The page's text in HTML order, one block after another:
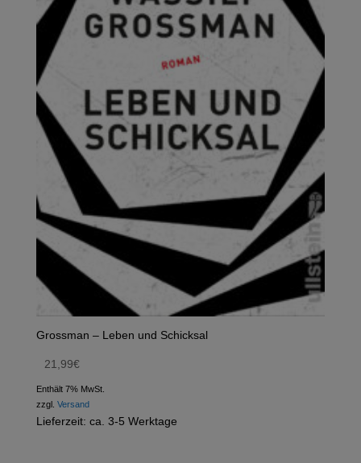
Grossman – Leben und Schicksal
21,99€
Enthält 7% MwSt.
zzgl. Versand
Lieferzeit: ca. 3-5 Werktage